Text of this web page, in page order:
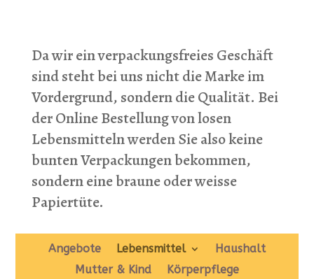
Da wir ein verpackungsfreies Geschäft
sind steht bei uns nicht die Marke im
Vordergrund, sondern die Qualität. Bei
der Online Bestellung von losen
Lebensmitteln werden Sie also keine
bunten Verpackungen bekommen,
sondern eine braune oder weisse
Papiertüte.
Angebote Lebensmittel
Haushalt
Mutter & Kind
Körperpflege